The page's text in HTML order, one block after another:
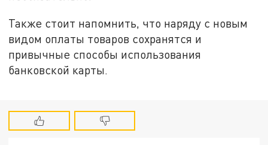
Также стоит напомнить, что наряду с новым
видом оплаты товаров сохранятся и
привычные способы использования
банковской карты.